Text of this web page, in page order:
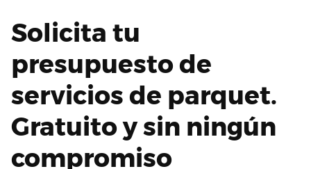
Solicita tu
presupuesto de
servicios de parquet.
Gratuito y sin ningún
compromiso